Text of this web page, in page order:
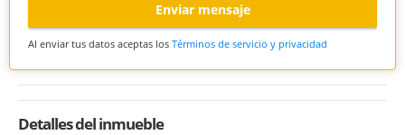
Enviar mensaje
Al enviar tus datos aceptas los Términos de servicio y privacidad
Detalles del inmueble